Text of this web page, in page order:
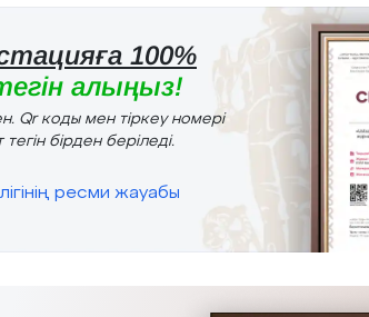
100%
алыңыз!
Qr коды мен тіркеу номері
бірден беріледі.
ресми жауабы